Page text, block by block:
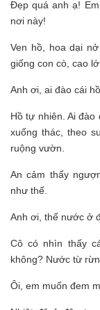
Đẹp quá anh ạ!
nơi này!
Ven hồ, hoa dại
giống con cò, cao
Anh ơi, ai đào cái
Hồ tự nhiên. Ai
xuống thác, theo
ruộng vườn.
An cảm thấy
như thế.
Anh ơi, thế nước ở
Cô có nhìn thấy
không? Nước từ
Ôi, em muốn đem